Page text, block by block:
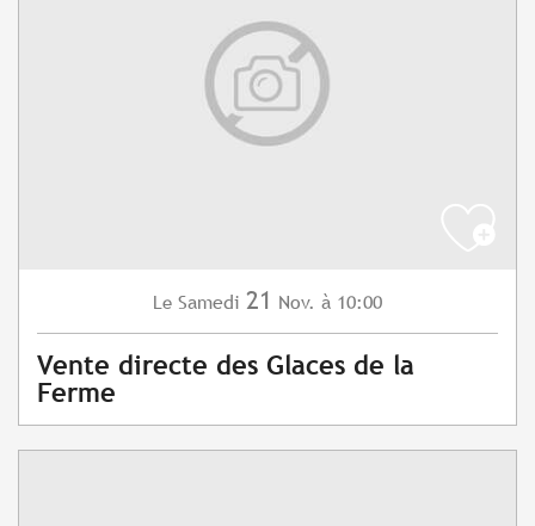
Le Samedi 21 Nov. à 10:00
Vente directe des Glaces de la
Ferme